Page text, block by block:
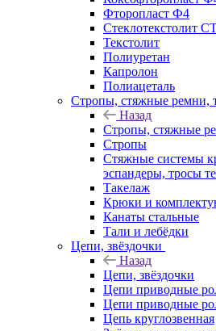
Фторопласт Ф4
Стеклотекстолит
Текстолит
Полиуретан
Капролон
Полиацеталь
Стропы, стяжные ремни,
Назад
Стропы, стяжные
Стропы
Стяжные системы
эспандеры, тросы
Такелаж
Крюки и
Канаты стальные
Тали и лебёдки
Цепи, звёздочки
Назад
Цепи, звёздочки
Цепи приводные
Цепи приводные
Цепь круглозвенная